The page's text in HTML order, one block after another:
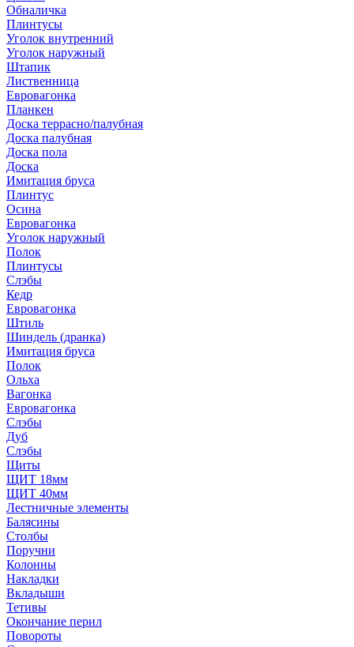
Обналичка
Плинтусы
Уголок внутренний
Уголок наружный
Штапик
Лиственница
Евровагонка
Планкен
Доска террасно/палубная
Доска палубная
Доска пола
Доска
Имитация бруса
Плинтус
Осина
Евровагонка
Уголок наружный
Полок
Плинтусы
Слэбы
Кедр
Евровагонка
Штиль
Шиндель (дранка)
Имитация бруса
Полок
Ольха
Вагонка
Евровагонка
Слэбы
Дуб
Слэбы
Щиты
ЩИТ 18мм
ЩИТ 40мм
Лестничные элементы
Балясины
Столбы
Поручни
Колонны
Накладки
Вкладыши
Тетивы
Окончание перил
Повороты